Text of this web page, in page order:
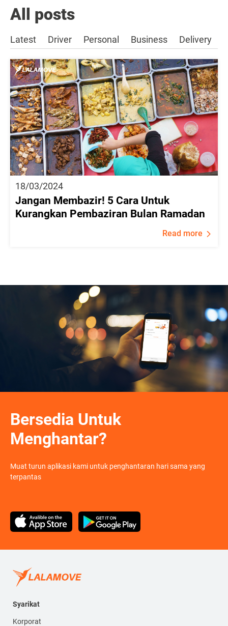
All posts
Latest Driver Personal Business Delivery
18/03/2024
Jangan Membazir! 5 Cara Untuk
Kurangkan Pembaziran Bulan Ramadan
Read more
Bersedia Untuk
Menghantar?
Muat turun aplikasi kami untuk penghantaran hari sama yang
terpantas
Syarikat
Korporat